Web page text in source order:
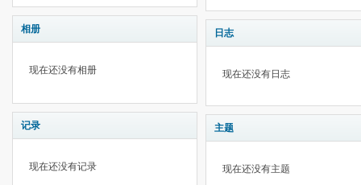
相册
现在还没有相册
记录
现在还没有记录
日志
现在还没有日志
主题
现在还没有主题